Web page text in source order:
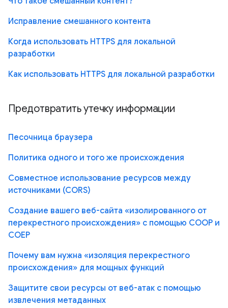
Исправление смешанного контента
Когда использовать HTTPS для локальной
разработки
Как использовать HTTPS для локальной разработки
Предотвратить утечку информации
Песочница браузера
Политика одного и того же происхождения
Совместное использование ресурсов между
источниками (CORS)
Создание вашего веб-сайта «изолированного от
перекрестного происхождения» с помощью COOP и
COEP
Почему вам нужна «изоляция перекрестного
происхождения» для мощных функций
Защитите свои ресурсы от веб-атак с помощью
извлечения метаданных